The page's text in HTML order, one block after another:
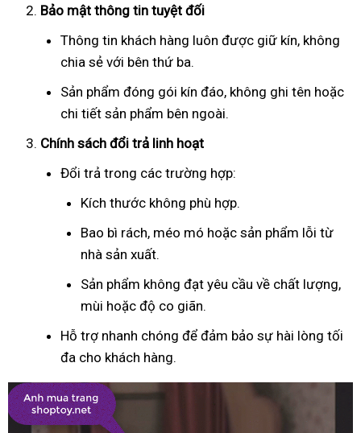
Bảo mật thông tin tuyệt đối
Thông tin khách hàng luôn được giữ kín, không
chia sẻ với bên thứ ba.
Sản phẩm đóng gói kín đáo, không ghi tên hoặc
chi tiết sản phẩm bên ngoài.
Chính sách đổi trả linh hoạt
Đổi trả trong các trường hợp:
Kích thước không phù hợp.
Bao bì rách, méo mó hoặc sản phẩm lỗi từ
nhà sản xuất.
Sản phẩm không đạt yêu cầu về chất lượng,
mùi hoặc độ co giãn.
Hỗ trợ nhanh chóng để đảm bảo sự hài lòng tối
đa cho khách hàng.